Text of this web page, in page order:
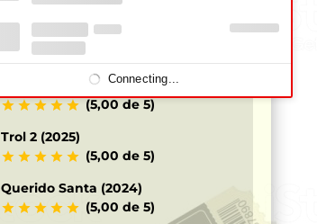
Seiya (2023)
(5,00 de 5)
Terrifier 3 – Payaso siniestro (2024)
(5,00 de 5)
Trol 2 (2025)
(5,00 de 5)
Querido Santa (2024)
(5,00 de 5)
Connecting...